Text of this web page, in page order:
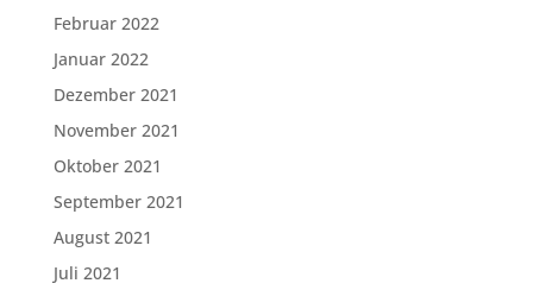
Februar 2022
Januar 2022
Dezember 2021
November 2021
Oktober 2021
September 2021
August 2021
Juli 2021